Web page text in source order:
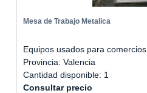
Mesa de Trabajo Metalica
Equipos usados para comercios
Provincia: Valencia
Cantidad disponible: 1
Consultar precio